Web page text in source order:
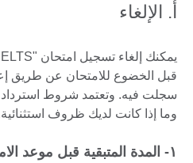
أ. الإلغاء
قبل الخضوع للامتحان عن طريق
سجلت فيه. وتعتمد شروط استرداد
وما إذا كانت لديك ظروف
۱- المدة المتبقية قبل موعد الامتحان